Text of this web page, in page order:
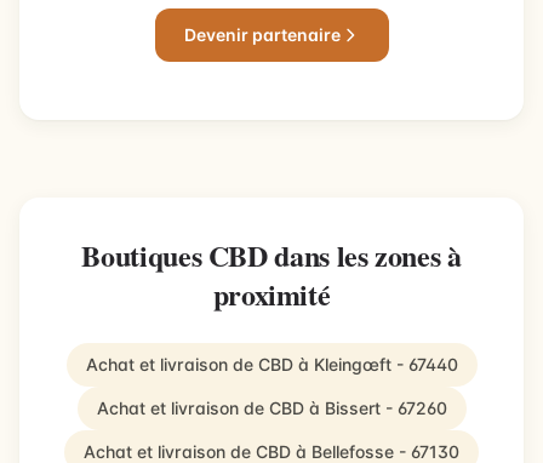
Devenir partenaire
Boutiques CBD dans les zones à
proximité
Achat et livraison de CBD à Kleingœft - 67440
Achat et livraison de CBD à Bissert - 67260
Achat et livraison de CBD à Bellefosse - 67130